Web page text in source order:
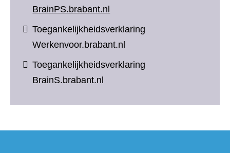
BrainPS.brabant.nl
Toegankelijkheidsverklaring
Werkenvoor.brabant.nl
Toegankelijkheidsverklaring
BrainS.brabant.nl